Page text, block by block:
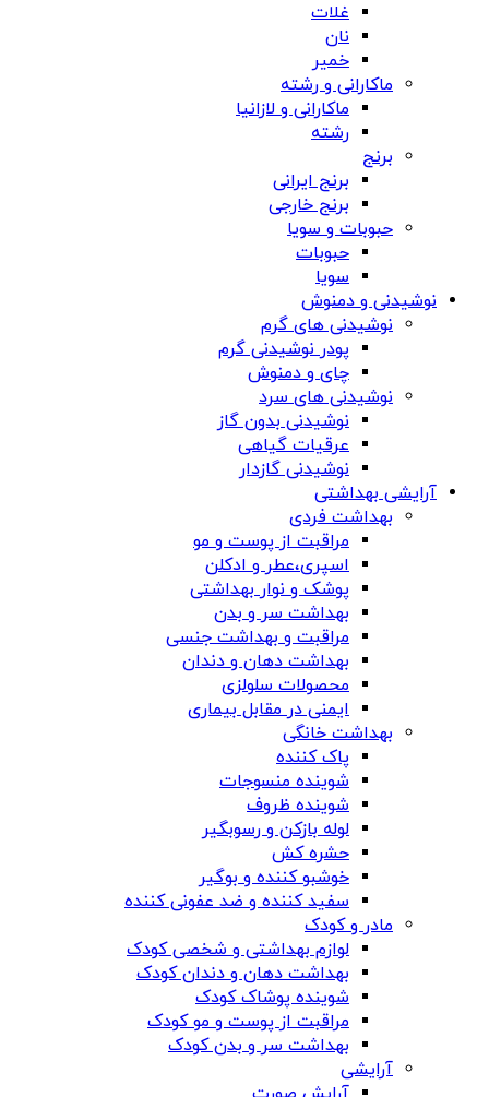
غلات
نان
خمیر
ماکارانی و رشته
ماکارانی و لازانیا
رشته
برنج
برنج ایرانی
برنج خارجی
حبوبات و سویا
حبوبات
سویا
نوشیدنی و دمنوش
نوشیدنی های گرم
پودر نوشیدنی گرم
چای و دمنوش
نوشیدنی های سرد
نوشیدنی بدون گاز
عرقیات گیاهی
نوشیدنی گازدار
آرایشی بهداشتی
بهداشت فردی
مراقبت از پوست و مو
اسپری،عطر و ادکلن
پوشک و نوار بهداشتی
بهداشت سر و بدن
مراقبت و بهداشت جنسی
بهداشت دهان و دندان
محصولات سلولزی
ایمنی در مقابل بیماری
بهداشت خانگی
پاک کننده
شوینده منسوجات
شوینده ظروف
لوله بازکن و رسوبگیر
حشره کش
خوشبو کننده و بوگیر
سفید کننده و ضد عفونی کننده
مادر و کودک
لوازم بهداشتی و شخصی کودک
بهداشت دهان و دندان کودک
شوینده پوشاک کودک
مراقبت از پوست و مو کودک
بهداشت سر و بدن کودک
آرایشی